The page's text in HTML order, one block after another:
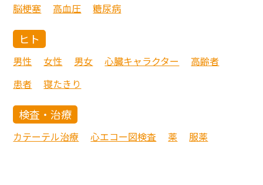
脳梗塞
高血圧 糖尿病
ヒト
男性 女性 男女 心臓キャラクター
高齢者
患者
寝たきり
検査・治療
カテーテル治療 心エコー図検査 薬 服薬